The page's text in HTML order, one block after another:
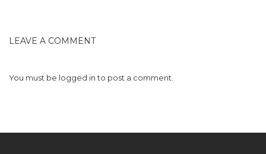
LEAVE A COMMENT
You must be logged into post a comment.